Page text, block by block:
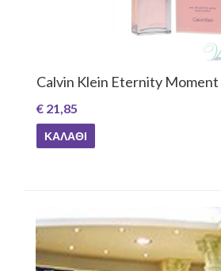
Calvin Klein Eternity Moment
€ 21,85
ΚΑΛΆΘΙ